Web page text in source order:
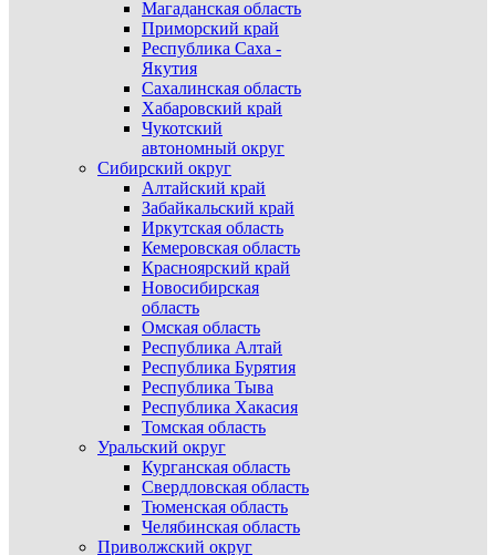
Магаданская область
Приморский край
Республика Саха -
Якутия
Сахалинская область
Хабаровский край
Чукотский
автономный округ
Сибирский округ
Алтайский край
Забайкальский край
Иркутская область
Кемеровская область
Красноярский край
Новосибирская
область
Омская область
Республика Алтай
Республика Бурятия
Республика Тыва
Республика Хакасия
Томская область
Уральский округ
Курганская область
Свердловская область
Тюменская область
Челябинская область
Приволжский округ